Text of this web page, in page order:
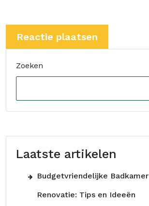
Zoeken
Laatste artikelen
Budgetvriendelijke Badkamer
Renovatie: Tips en Ideeën